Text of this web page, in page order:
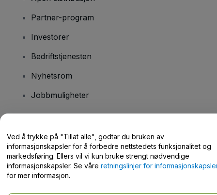
Partner-program
Investorer
Bedriftstjenesten
Nyhetsrom
Jobbmuligheter
Hjelpesenter / kontakt oss
Ved å trykke på "Tillat alle", godtar du bruken av
informasjonskapsler for å forbedre nettstedets funksjonalitet og
markedsføring. Ellers vil vi kun bruke strengt nødvendige
informasjonskapsler. Se våre retningslinjer for
for mer informasjon.